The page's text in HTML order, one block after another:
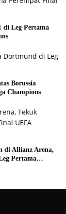
di Leg Pertama
Borussia
Champions
di Allianz Arena,
Pertama